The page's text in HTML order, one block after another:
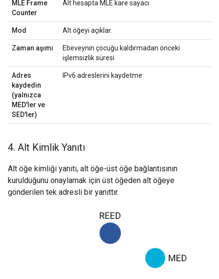
MLE Frame
Counter
Alt hesapta MLE kare sayacı
Mod Alt öğeyi açıklar.
Zaman aşımı
Ebeveynin çocuğu kaldırmadan önceki
işlemsizlik süresi
Adres
kaydedin
(yalnızca
MED'ler ve
SED'ler)
IPv6 adreslerini kaydetme
4. Alt Kimlik Yanıtı
Alt öğe kimliği yanıtı, alt öğe-üst öğe bağlantısının
kurulduğunu onaylamak için üst öğeden alt öğeye
gönderilen tek adresli bir yanıttır.